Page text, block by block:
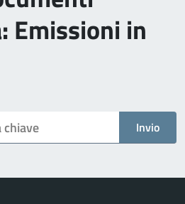
Emissioni in
Invio